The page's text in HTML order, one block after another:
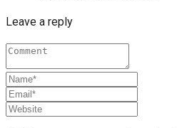
Leave a reply